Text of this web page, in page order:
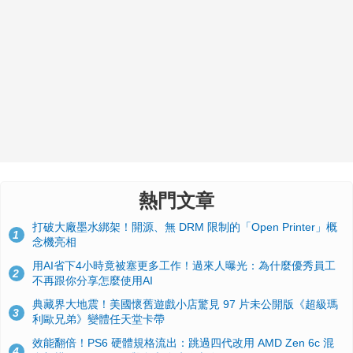
熱門文章
1
打破大廠墨水綁架！開源、無 DRM 限制的「Open Printer」概
念機亮相
2
用AI省下4小時竟被塞更多工作！過來人曝光：為什麼優秀員工
不再跟你分享怎麼使用AI
3
典藏界大地震！美國懷舊遊戲小店驚見 97 片未公開版《超級瑪
利歐兄弟》變體任天堂卡帶
效能翻倍！PS6 硬體規格流出：跳過四代改用 AMD Zen 6c 混